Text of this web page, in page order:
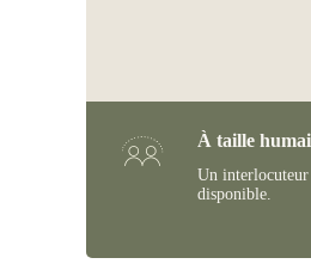
À taille
Un
disponible.